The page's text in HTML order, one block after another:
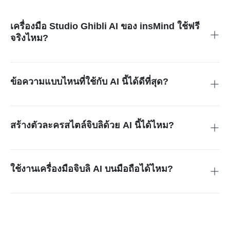
เครื่องมือ Studio Ghibli AI ของ insMind ใช้ฟรี
จริงไหม?
ข้อความแบบไหนที่ใช้กับ AI นี้ได้ดีที่สุด?
สร้างตัวละครสไตล์จิบลิด้วย AI นี้ได้ไหม?
ใช้งานเครื่องมือจิบลิ AI บนมือถือได้ไหม?